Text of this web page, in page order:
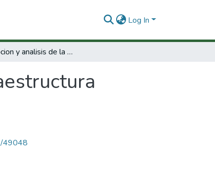
Log In
Descripcion y analisis de la infraestructura científico-tecnológica.
49048